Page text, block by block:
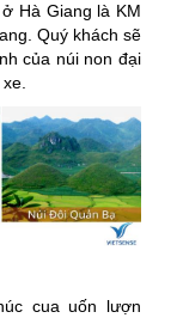
Hà Giang là KM
Quý khách sẽ
của núi non đại
cua uốn lượn